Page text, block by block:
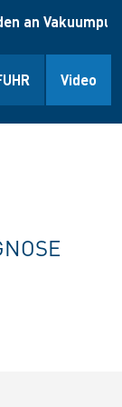
an
Video